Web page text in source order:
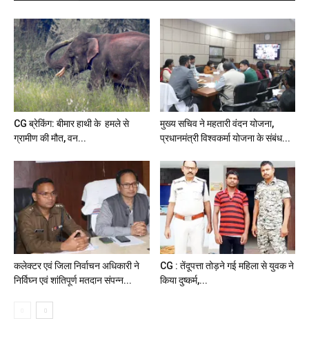
CG ब्रेकिंग: बीमार हाथी के हमले से
ग्रामीण की मौत, वन...
मुख्य सचिव ने महतारी वंदन योजना,
प्रधानमंत्री विश्वकर्मा योजना के संबंध...
कलेक्टर एवं जिला निर्वाचन अधिकारी ने
निर्विघ्न एवं शांतिपूर्ण मतदान संपन्न...
CG : तेंदूपत्ता तोड़ने गई महिला से युवक ने
किया दुष्कर्म,...